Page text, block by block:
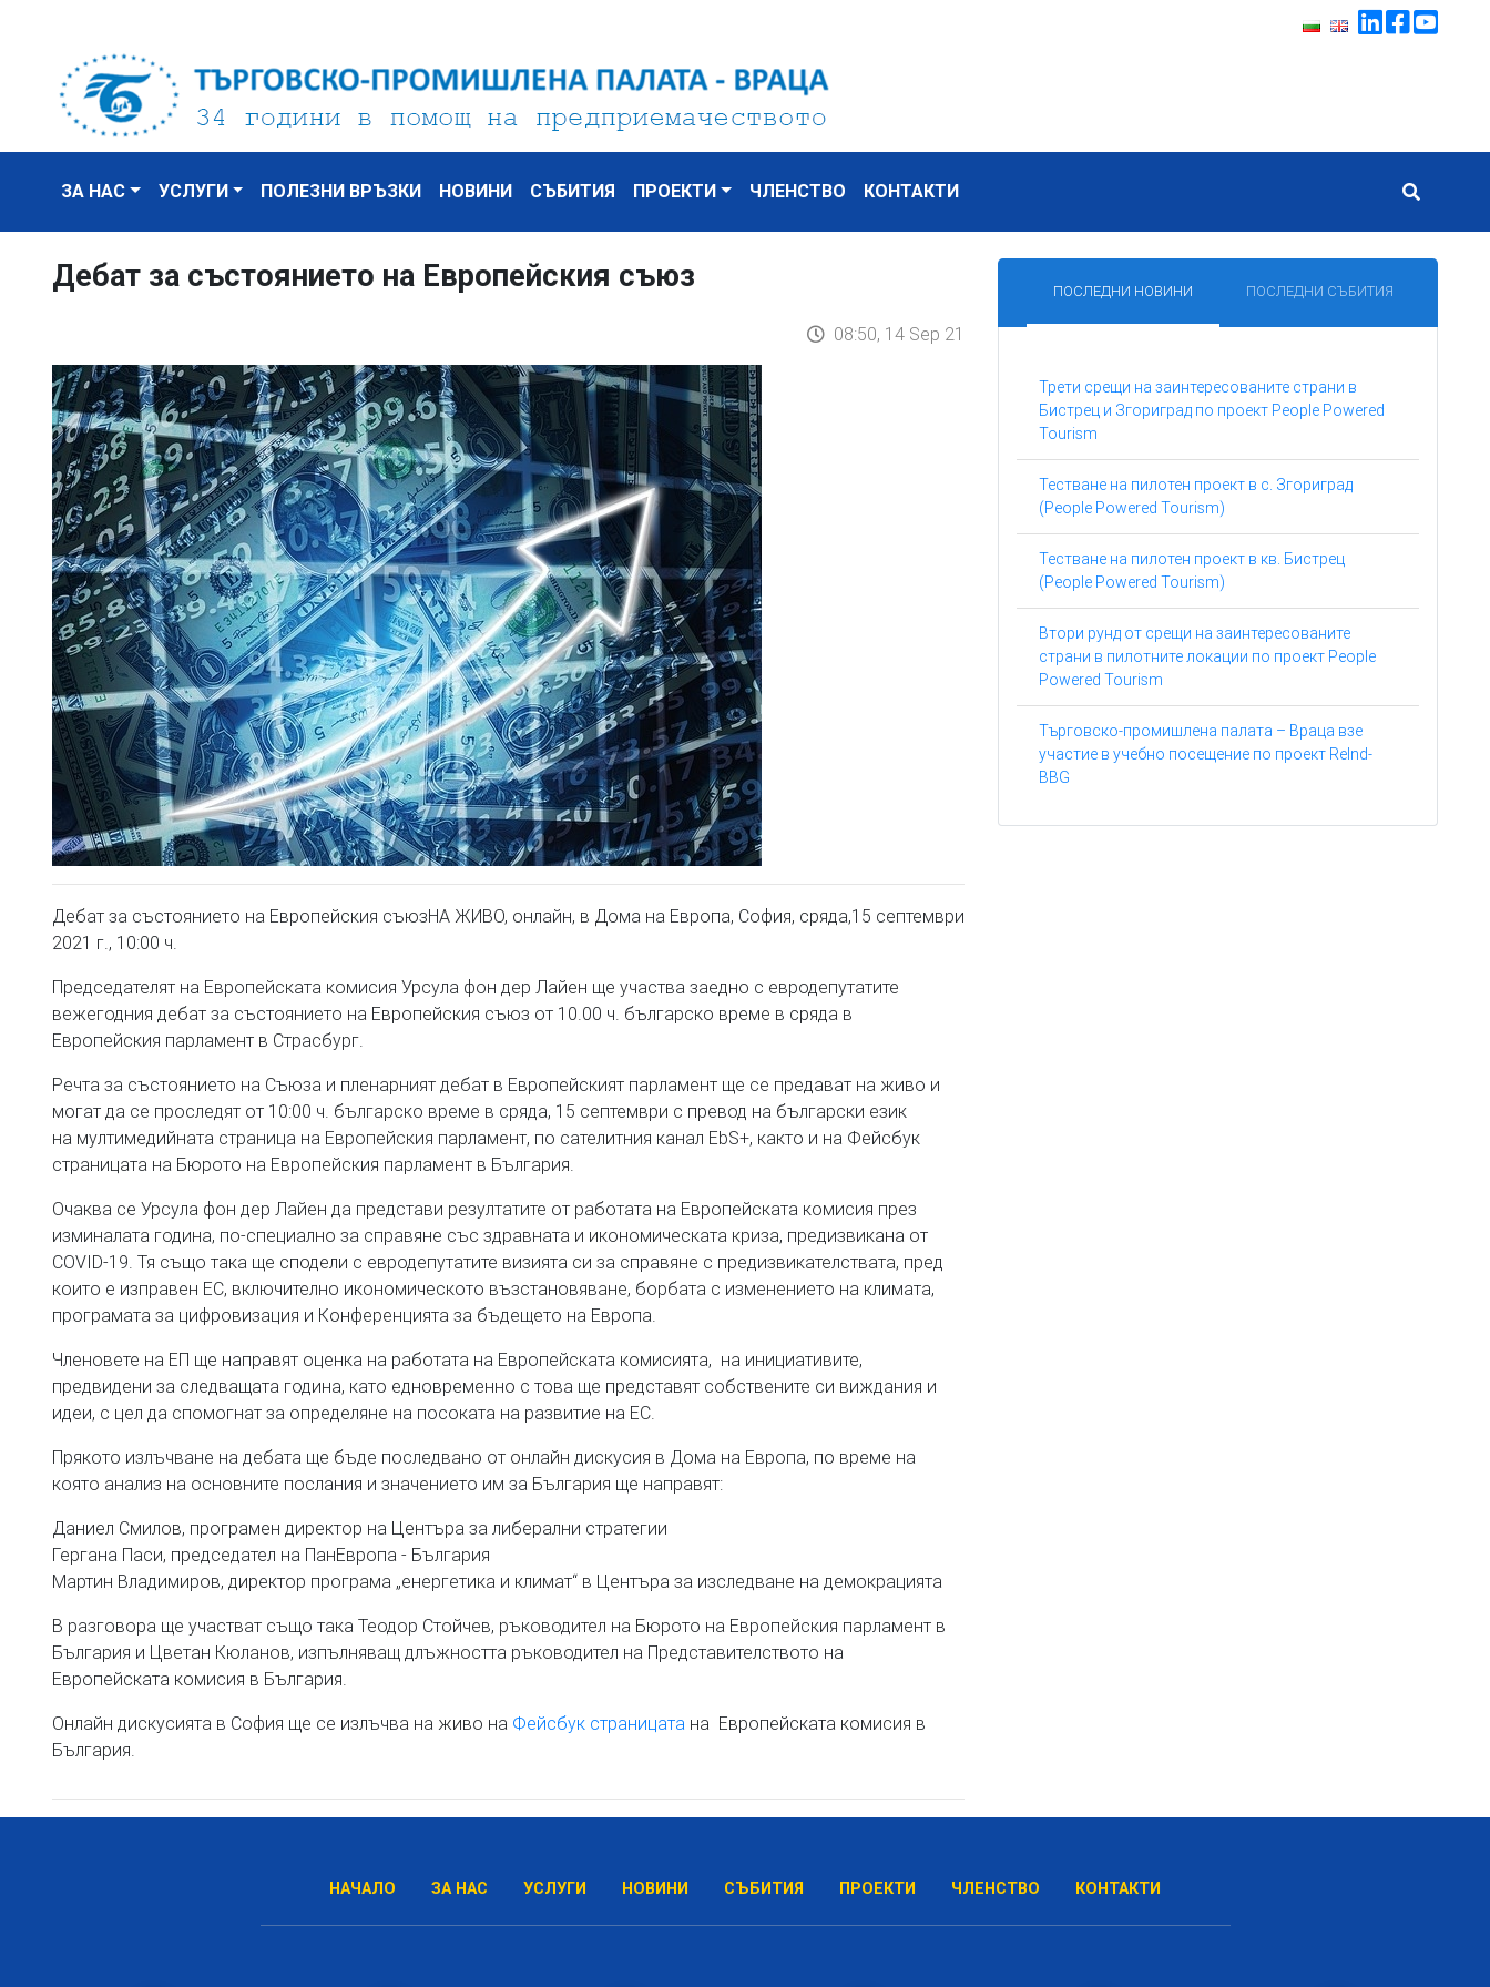
ЗА НАС УСЛУГИ ПОЛЕЗНИ ВРЪЗКИ НОВИНИ СЪБИТИЯ ПРОЕКТИ ЧЛЕНСТВО КОНТАКТИ
Дебат за състоянието на Европейския съюз
08:50, 14 Sep 21
Дебат за състоянието на Европейския съюзНА ЖИВО, онлайн, в Дома на Европа, София, сряда,15 септември
2021 г., 10:00 ч.
Председателят на Европейската комисия Урсула фон дер Лайен ще участва заедно с евродепутатите
вежегодния дебат за състоянието на Европейския съюз от 10.00 ч. българско време в сряда в
Европейския парламент в Страсбург.
Речта за състоянието на Съюза и пленарният дебат в Европейският парламент ще се предават на живо и
могат да се проследят от 10:00 ч. българско време в сряда, 15 септември с превод на български език
на мултимедийната страница на Европейския парламент, по сателитния канал EbS+, както и на Фейсбук
страницата на Бюрото на Европейския парламент в България.
Очаква се Урсула фон дер Лайен да представи резултатите от работата на Европейската комисия през
изминалата година, по-специално за справяне със здравната и икономическата криза, предизвикана от
COVID-19. Тя също така ще сподели с евродепутатите визията си за справяне с предизвикателствата, пред
които е изправен ЕС, включително икономическото възстановяване, борбата с изменението на климата,
програмата за цифровизация и Конференцията за бъдещето на Европа.
Членовете на ЕП ще направят оценка на работата на Европейската комисията, на инициативите,
предвидени за следващата година, като едновременно с това ще представят собствените си виждания и
идеи, с цел да спомогнат за определяне на посоката на развитие на ЕС.
Прякото излъчване на дебата ще бъде последвано от онлайн дискусия в Дома на Европа, по време на
която анализ на основните послания и значението им за България ще направят:
Даниел Смилов, програмен директор на Центъра за либерални стратегии
Гергана Паси, председател на ПанЕвропа - България
Мартин Владимиров, директор програма „енергетика и климат“ в Центъра за изследване на демокрацията
В разговора ще участват също така Теодор Стойчев, ръководител на Бюрото на Европейския парламент в
България и Цветан Кюланов, изпълняващ длъжността ръководител на Представителството на
Европейската комисия в България.
Онлайн дискусията в София ще се излъчва на живо на Фейсбук страницата на Европейската комисия в
България.
ПОСЛЕДНИ НОВИНИ ПОСЛЕДНИ СЪБИТИЯ
Трети срещи на заинтересованите страни в
Бистрец и Згориград по проект People Powered
Tourism
Тестване на пилотен проект в с. Згориград
(People Powered Tourism)
Тестване на пилотен проект в кв. Бистрец
(People Powered Tourism)
Втори рунд от срещи на заинтересованите
страни в пилотните локации по проект People
Powered Tourism
Търговско-промишлена палата – Враца взе
участие в учебно посещение по проект ReInd-
BBG
НАЧАЛО ЗА НАС УСЛУГИ НОВИНИ СЪБИТИЯ ПРОЕКТИ ЧЛЕНСТВО КОНТАКТИ